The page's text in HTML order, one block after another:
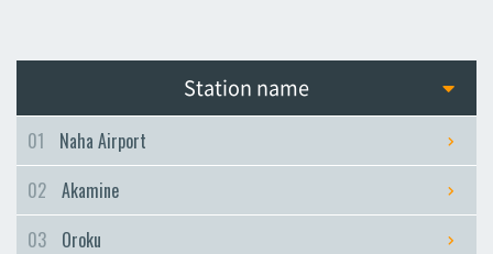
Station name
01
Naha Airport
02 Akamine
03
Oroku